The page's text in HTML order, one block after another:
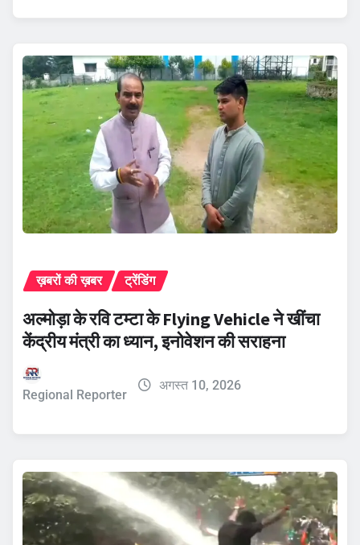
ख़बरों की ख़बर ट्रेंडिंग
अल्मोड़ा के रवि टम्टा के Flying Vehicle ने खींचा
केंद्रीय मंत्री का ध्यान, इनोवेशन की सराहना
Regional Reporter
अगस्त 10, 2026